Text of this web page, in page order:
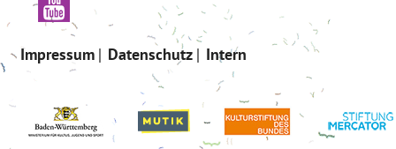
Impressum Datenschutz Intern